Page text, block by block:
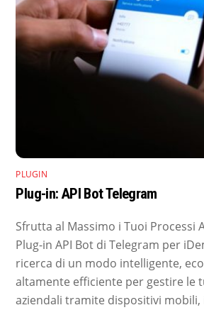
PLUGIN
Plug-in: API Bot Telegram
Sfrutta al Massimo i Tuoi Processi
Plug-in API Bot di Telegram per
ricerca di un modo intelligente,
altamente efficiente per gestire le
aziendali tramite dispositivi mobili,